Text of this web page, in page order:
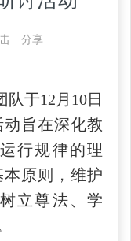
分享
于12月10日
旨在深化教
行规律的理
原则，维护
立尊法、学